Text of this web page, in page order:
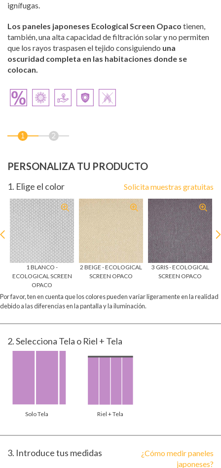
ignífugas.
Los paneles japoneses Ecological Screen Opaco tienen,
también, una alta capacidad de filtración solar y no permiten
que los rayos traspasen el tejido consiguiendo una
oscuridad completa en las habitaciones donde se
colocan.
PERSONALIZA TU PRODUCTO
1. Elige el color Solicita muestras gratuitas
1 BLANCO -
ECOLOGICAL SCREEN
OPACO
2 BEIGE - ECOLOGICAL
SCREEN OPACO
3 GRIS - ECOLOGICAL
SCREEN OPACO
Por favor, ten en cuenta que los colores pueden variar ligeramente en la realidad
debido a las diferencias en la pantalla y la iluminación.
2. Selecciona Tela o Riel + Tela
Solo Tela Riel + Tela
3. Introduce tus medidas
¿Cómo medir paneles
japoneses?